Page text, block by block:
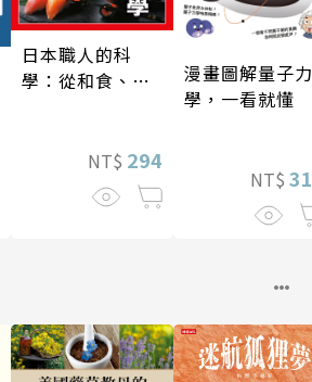
日本職人的科
學：從和食、清
技藝的祕密 人人
伽利略45
NT$ 294
漫畫圖解量子力
學，一看就懂
NT$